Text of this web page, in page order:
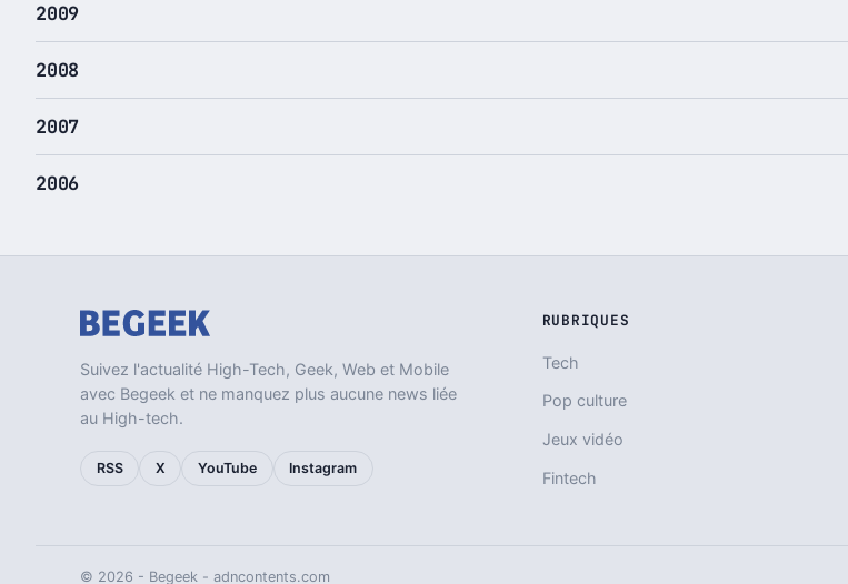
2009
2008
2007
2006
Suivez l'actualité High-Tech, Geek, Web et Mobile
avec Begeek et ne manquez plus aucune news liée
au High-tech.
RSS X YouTube Instagram
RUBRIQUES
Tech
Pop culture
Jeux vidéo
Fintech
© 2026 - Begeek - adncontents.com